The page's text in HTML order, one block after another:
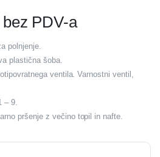
PDV-a
polnjenje.
plastična šoba.
ventila. Varnostni ventil,
– 9.
pršenje z večino topil in nafte.